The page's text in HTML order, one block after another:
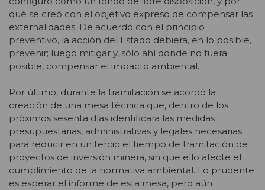
qué se creó con el objetivo expreso de compensar las
externalidades. De acuerdo con el principio
preventivo, la acción del Estado debiera, en lo posible,
prevenir; luego mitigar y, sólo ahí donde no fuera
posible, compensar el impacto ambiental.
Por último, durante la tramitación se acordó la
creación de una mesa técnica que, dentro de los
próximos sesenta días identificara las medidas
presupuestarias, administrativas y legales necesarias
para reducir en un tercio el tiempo de tramitación de
proyectos de inversión minera, sin que ello afecte el
cumplimiento de la normativa ambiental. Lo prudente
es esperar el informe de esta mesa, pero aún